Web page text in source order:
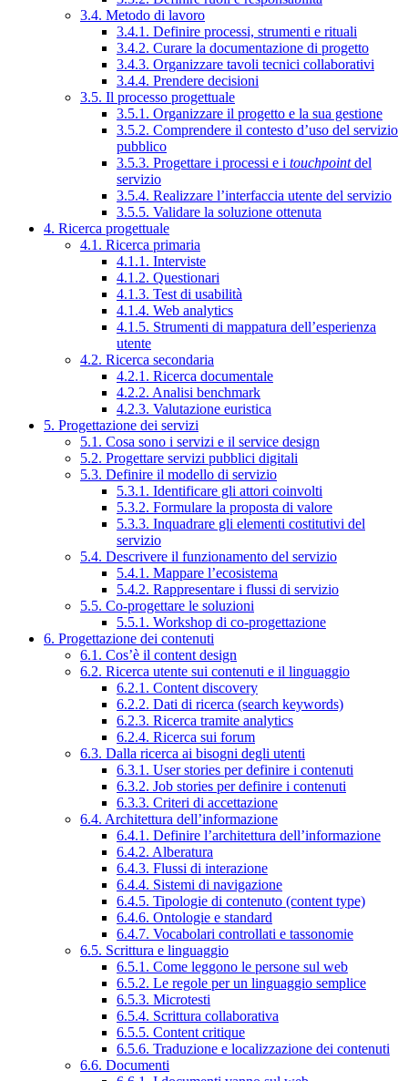
3.4. Metodo di lavoro
3.4.1. Definire processi, strumenti e rituali
3.4.2. Curare la documentazione di progetto
3.4.3. Organizzare tavoli tecnici collaborativi
3.4.4. Prendere decisioni
3.5. Il processo progettuale
3.5.1. Organizzare il progetto e la sua gestione
3.5.2. Comprendere il contesto d’uso del servizio
pubblico
3.5.3. Progettare i processi e i touchpointdel
servizio
3.5.4. Realizzare l’interfaccia utente del servizio
3.5.5. Validare la soluzione ottenuta
4. Ricerca progettuale
4.1. Ricerca primaria
4.1.1. Interviste
4.1.2. Questionari
4.1.3. Test di usabilità
4.1.4. Web analytics
4.1.5. Strumenti di mappatura dell’esperienza
utente
4.2. Ricerca secondaria
4.2.1. Ricerca documentale
4.2.2. Analisi benchmark
4.2.3. Valutazione euristica
5. Progettazione dei servizi
5.1. Cosa sono i servizi e il service design
5.2. Progettare servizi pubblici digitali
5.3. Definire il modello di servizio
5.3.1. Identificare gli attori coinvolti
5.3.2. Formulare la proposta di valore
5.3.3. Inquadrare gli elementi costitutivi del
servizio
5.4. Descrivere il funzionamento del servizio
5.4.1. Mappare l’ecosistema
5.4.2. Rappresentare i flussi di servizio
5.5. Co-progettare le soluzioni
5.5.1. Workshop di co-progettazione
6. Progettazione dei contenuti
6.1. Cos’è il content design
6.2. Ricerca utente sui contenuti e il linguaggio
6.2.1. Content discovery
6.2.2. Dati di ricerca (search keywords)
6.2.3. Ricerca tramite analytics
6.2.4. Ricerca sui forum
6.3. Dalla ricerca ai bisogni degli utenti
6.3.1. User stories per definire i contenuti
6.3.2. Job stories per definire i contenuti
6.3.3. Criteri di accettazione
6.4. Architettura dell’informazione
6.4.1. Definire l’architettura dell’informazione
6.4.2. Alberatura
6.4.3. Flussi di interazione
6.4.4. Sistemi di navigazione
6.4.5. Tipologie di contenuto (content type)
6.4.6. Ontologie e standard
6.4.7. Vocabolari controllati e tassonomie
6.5. Scrittura e linguaggio
6.5.1. Come leggono le persone sul web
6.5.2. Le regole per un linguaggio semplice
6.5.3. Microtesti
6.5.4. Scrittura collaborativa
6.5.5. Content critique
6.5.6. Traduzione e localizzazione dei contenuti
6.6. Documenti